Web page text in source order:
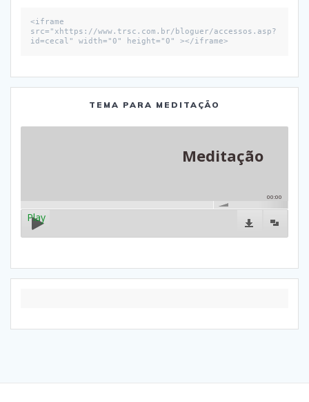
<iframe
src="xhttps://www.trsc.com.br/bloguer/accessos.asp?
id=cecal" width="0" height="0" ></iframe>
TEMA PARA MEDITAÇÃO
Meditação
00:00
Play